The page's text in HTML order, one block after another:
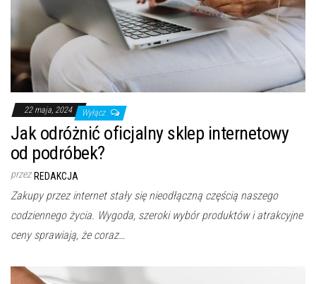
22 maja, 2024 Wyłącz
Jak odróżnić oficjalny sklep internetowy
od podróbek?
przez REDAKCJA
Zakupy przez internet stały się nieodłączną częścią naszego
codziennego życia. Wygoda, szeroki wybór produktów i atrakcyjne
ceny sprawiają, że coraz…